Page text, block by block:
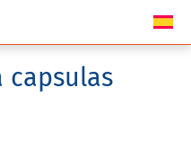
capsulas